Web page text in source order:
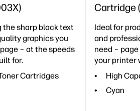
the sharp black text
graphics you
– at the speeds
for.
Cartridges
Cartridge
Ideal for
and
need –
your printer
High
Cyan